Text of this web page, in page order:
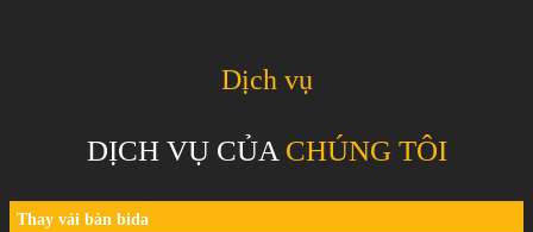
Dịch vụ
DỊCH VỤ CỦA CHÚNG TÔI
Thay vải bàn bida